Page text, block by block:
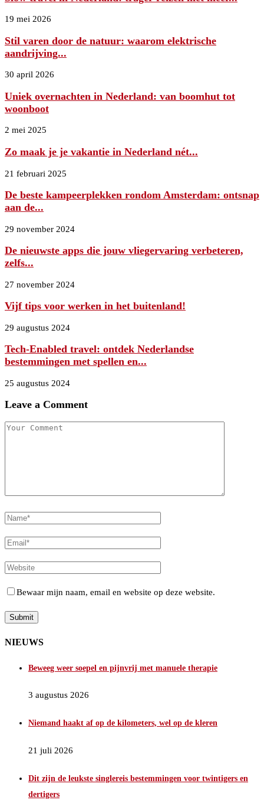
19 mei 2026
Stil varen door de natuur: waarom elektrische
aandrijving...
30 april 2026
Uniek overnachten in Nederland: van boomhut tot
woonboot
2 mei 2025
Zo maak je je vakantie in Nederland nét...
21 februari 2025
De beste kampeerplekken rondom Amsterdam: ontsnap
aan de...
29 november 2024
De nieuwste apps die jouw vliegervaring verbeteren,
zelfs...
27 november 2024
Vijf tips voor werken in het buitenland!
29 augustus 2024
Tech-Enabled travel: ontdek Nederlandse
bestemmingen met spellen en...
25 augustus 2024
Leave a Comment
Bewaar mijn naam, email en website op deze website.
NIEUWS
Beweeg weer soepel en pijnvrij met manuele therapie
3 augustus 2026
Niemand haakt af op de kilometers, wel op de kleren
21 juli 2026
Dit zijn de leukste singlereis bestemmingen voor twintigers en
dertigers